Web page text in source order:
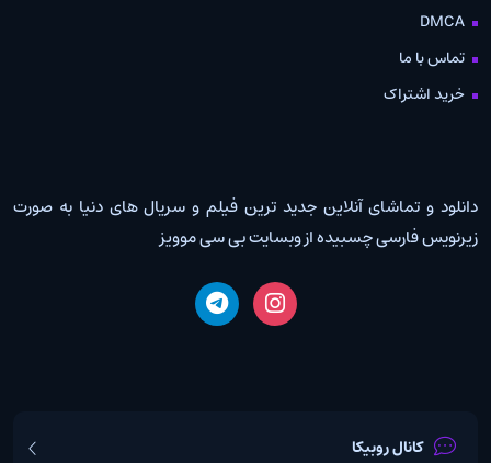
DMCA
تماس با ما
خرید اشتراک
دانلود و تماشای آنلاین جدید ترین فیلم و سریال های دنیا به صورت
زیرنویس فارسی چسبیده از وبسایت بی سی موویز
کانال روبیکا